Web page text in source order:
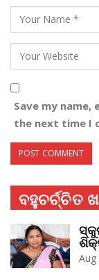
Save my
the next time I
ବହୁଚର୍ଚ୍ଚିତ
Aug